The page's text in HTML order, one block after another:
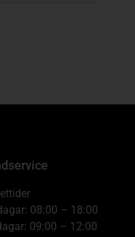
08:00 – 18:00
09:00 – 12:00